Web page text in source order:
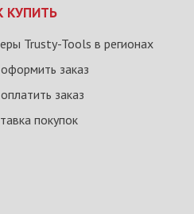
КУПИТЬ
Trusty-Tools в регионах
заказ
заказ
покупок